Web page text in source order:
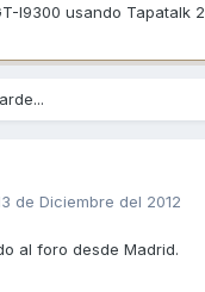
I9300 usando Tapatalk 2
de Diciembre del 2012
al foro desde Madrid.